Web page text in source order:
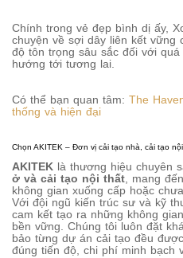
Chính trong vẻ đẹp bình dị ấy,
chuyện về sợi dây liên kết vững
độ tôn trọng sâu sắc đối với
hướng tới tương lai.
Có thể bạn quan tâm: The
thống và hiện đại
Chọn AKITEK – Đơn vị cải tạo nhà, cải tạo
AKITEK là thương hiệu chuyên
ở và cải tạo nội thất, mang
không gian xuống cấp hoặc
Với đội ngũ kiến trúc sư và kỹ
cam kết tạo ra những không
bền vững. Chúng tôi luôn đặt
bảo từng dự án cải tạo đều
đúng tiến độ, chi phí minh bạch